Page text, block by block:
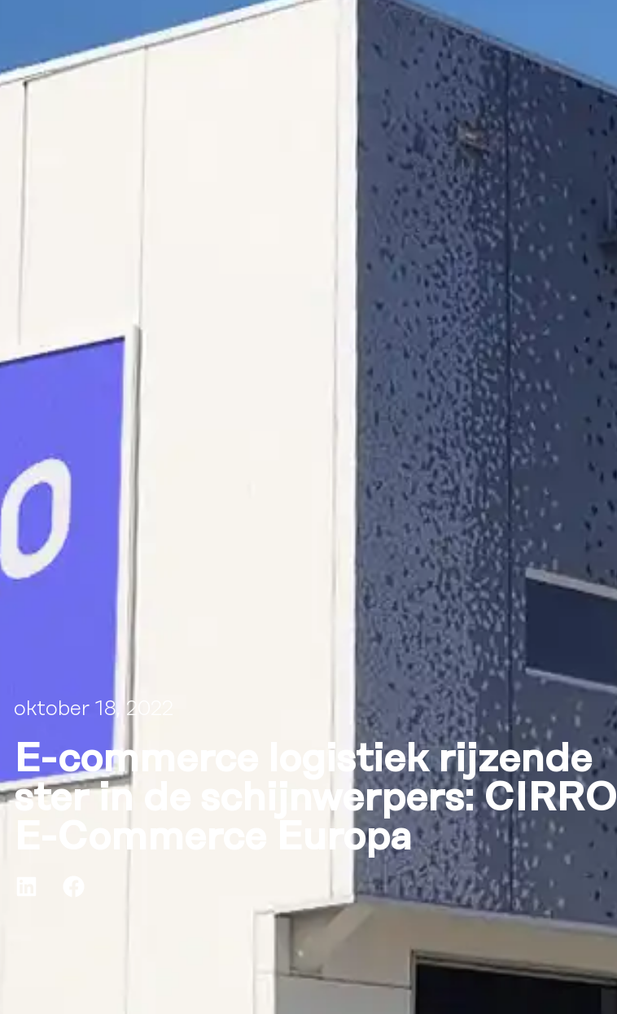
oktober 18, 2022
E-commerce logistiek rijzende
ster in de schijnwerpers: CIRRO
E-Commerce Europa